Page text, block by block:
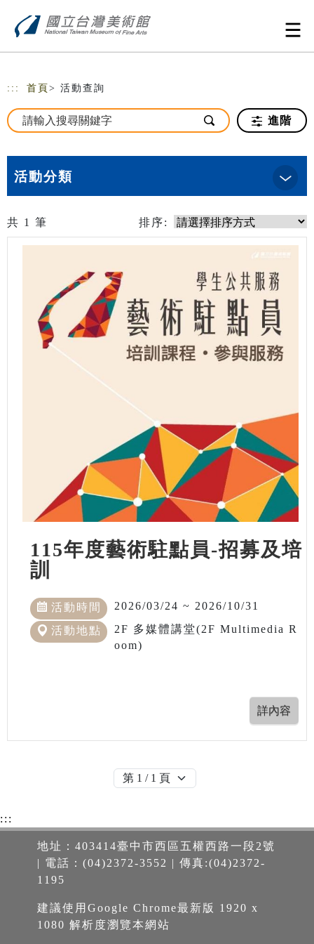
::: 首頁 > 活動查詢
進階
活動分類
共 1 筆 排序:
115年度藝術駐點員-招募及培
訓
活動時間 2026/03/24 ~ 2026/10/31
活動地點
2F 多媒體講堂(2F Multimedia R
oom)
:::
地址：403414臺中市西區五權西路一段2號
| 電話：(04)2372-3552 | 傳真:(04)2372-
1195
建議使用Google Chrome最新版 1920 x
1080 解析度瀏覽本網站